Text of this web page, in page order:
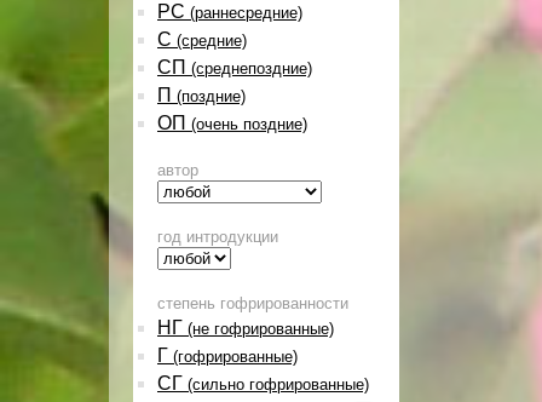
РС (раннесредние)
С (средние)
СП (среднепоздние)
П (поздние)
ОП (очень поздние)
автор
год интродукции
степень гофрированности
НГ (не гофрированные)
Г (гофрированные)
СГ (сильно гофрированные)